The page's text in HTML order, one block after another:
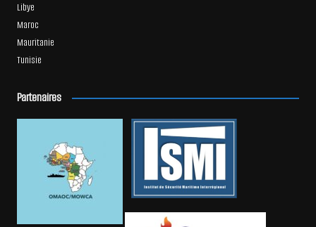
Libye
Maroc
Mauritanie
Tunisie
Partenaires